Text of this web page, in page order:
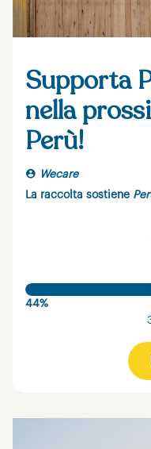
Supporta
nella
Perù!
Wecare
La raccolta sostiene
44%